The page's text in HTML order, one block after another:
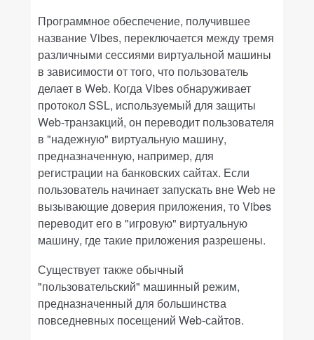
Программное обеспечение, получившее
названиеVibes, переключается между тремя
различными сессиями виртуальной машины
в зависимости от того, что пользователь
делает в Web. Когда Vibes обнаруживает
протокол SSL, используемый для защиты
Web-транзакций, он переводит пользователя
в "надежную" виртуальную машину,
предназначенную, например, для
регистрации на банковских сайтах. Если
пользователь начинает запускать вне Web не
вызывающие доверия приложения, то Vibes
переводит его в "игровую" виртуальную
машину, где такие приложения разрешены.
Существует также обычный
"пользовательский" машинный режим,
предназначенный для большинства
повседневных посещений Web-сайтов.